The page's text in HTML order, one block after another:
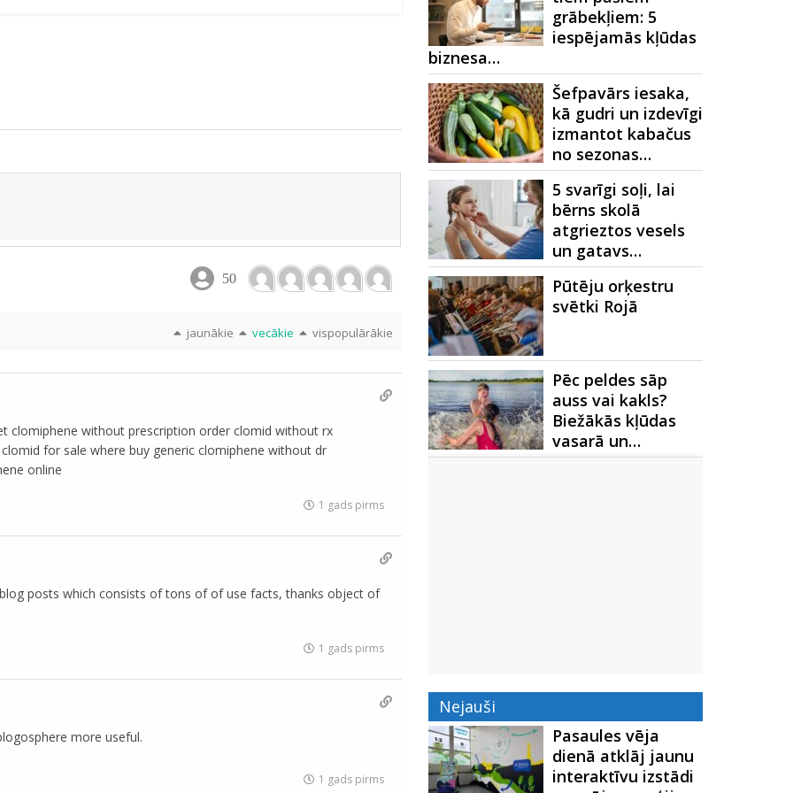
50
jaunākie vecākie vispopulārākie
clomiphene without prescription order clomid without rx
for sale where buy generic clomiphene without dr
online
1 gads pirms
posts which consists of tons of of use facts, thanks object of
1 gads pirms
more useful.
1 gads pirms
grābekļiem: 5
iespējamās kļūdas
biznesa…
Šefpavārs iesaka,
kā gudri un izdevīgi
izmantot kabačus
no sezonas…
5 svarīgi soļi, lai
bērns skolā
atgrieztos vesels
un gatavs…
Pūtēju orķestru
svētki Rojā
Pēc peldes sāp
auss vai kakls?
Biežākās kļūdas
vasarā un…
Nejauši
Pasaules vēja
dienā atklāj jaunu
interaktīvu izstādi